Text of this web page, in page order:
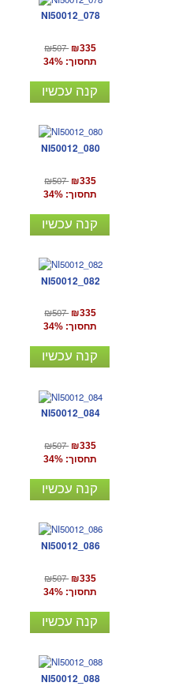
NI50012_078
₪507 ₪335
תחסוך: 34%
קנה עכשיו
NI50012_080
₪507 ₪335
תחסוך: 34%
קנה עכשיו
NI50012_082
₪507 ₪335
תחסוך: 34%
קנה עכשיו
NI50012_084
₪507 ₪335
תחסוך: 34%
קנה עכשיו
NI50012_086
₪507 ₪335
תחסוך: 34%
קנה עכשיו
NI50012_088